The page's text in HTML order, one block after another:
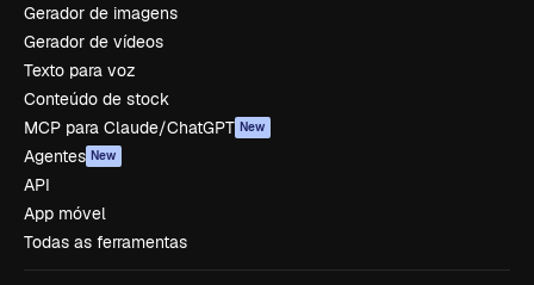
Gerador de imagens
Gerador de vídeos
Texto para voz
Conteúdo de stock
MCP para Claude/ChatGPT New
Agentes New
API
App móvel
Todas as ferramentas